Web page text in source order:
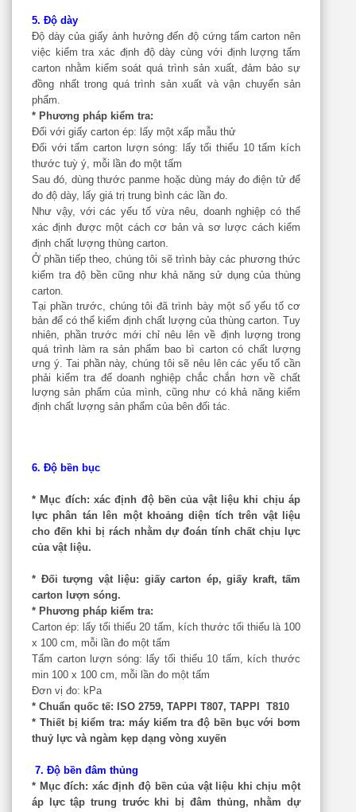
5. Độ dày
Độ dày của giấy ảnh hưởng đến độ cứng tấm carton nên
việc kiểm tra xác định độ dày cùng với định lượng tấm
carton nhằm kiểm soát quá trình sản xuất, đảm bảo sự
đồng nhất trong quá trình sản xuất và vận chuyển sản
phẩm.
* Phương pháp kiểm tra:
Đối với giấy carton ép: lấy một xấp mẫu thử
Đối với tấm carton lượn sóng: lấy tối thiểu 10 tấm kích
thước tuỳ ý, mỗi lần đo một tấm
Sau đó, dùng thước panme hoặc dùng máy đo điện tử để
đo độ dày, lấy giá trị trung bình các lần đo.
Như vậy, với các yếu tố vừa nêu, doanh nghiệp có thể
xác định được một cách cơ bản và sơ lược cách kiểm
định chất lượng thùng carton.
Ở phần tiếp theo, chúng tôi sẽ trình bày các phương thức
kiểm tra độ bền cũng như khả năng sử dụng của thùng
carton.
Tại phần trước, chúng tôi đã trình bày một số yếu tố cơ
bản để có thể kiểm định chất lượng của thùng carton. Tuy
nhiên, phần trước mới chỉ nêu lên về định lượng trong
quá trình làm ra sản phẩm bao bì carton có chất lượng
ưng ý. Tai phần này, chúng tôi sẽ nêu lên các yếu tố cần
phải kiểm tra để doanh nghiệp chắc chắn hơn về chất
lượng sản phẩm của mình, cũng như có khả năng kiểm
định chất lượng sản phẩm của bên đối tác.
6. Độ bền bục
* Mục đích: xác định độ bền của vật liệu khi chịu áp
lực phân tán lên một khoảng diện tích trên vật liệu
cho đến khi bị rách nhằm dự đoán tính chất chịu lực
của vật liệu.
* Đối tượng vật liệu: giấy carton ép, giấy kraft, tấm
carton lượn sóng.
* Phương pháp kiểm tra:
Carton ép: lấy tối thiểu 20 tấm, kích thước tối thiểu là 100
x 100 cm, mỗi lần đo một tấm
Tấm carton lượn sóng: lấy tối thiểu 10 tấm, kích thước
min 100 x 100 cm, mỗi lần đo một tấm
Đơn vị đo: kPa
* Chuẩn quốc tế: ISO 2759, TAPPI T807, TAPPI T810
* Thiết bị kiểm tra: máy kiểm tra độ bền bục với bơm
thuỷ lực và ngàm kẹp dạng vòng xuyến
7. Độ bền đâm thủng
* Mục đích: xác định độ bền của vật liệu khi chịu một
áp lực tập trung trước khi bị đâm thủng, nhằm dự